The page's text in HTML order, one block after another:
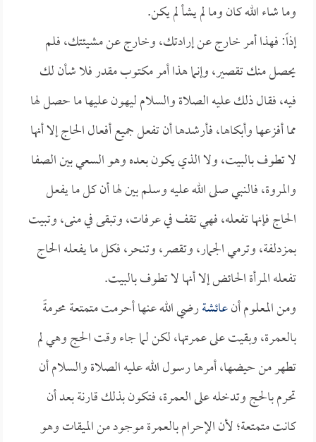
وما شاء الله كان وما لم يشأ لم يكن.
إذاً: فهذا أمر خارج عن إرادتك، وخارج عن مشيئتك، فلم
يحصل منك تقصير، وإنما هذا أمر مكتوب مقدر فلا شأن لك
فيه، فقال ذلك عليه الصلاة والسلام ليهون عليها ما حصل لها
مما أفزعها وأبكاها، فأرشدها أن تفعل جميع أفعال الحاج إلا أنها
لا تطوف بالبيت، ولا الذي يكون بعده وهو السعي بين الصفا
والمروة، فالنبي صلى الله عليه وسلم بين لها أن كل ما يفعل
الحاج فإنها تفعله، فهي تقف في عرفات، وتبقى في منى، وتبيت
بمزدلفة، وترمي الجمار، وتقصر، وتنحر، فكل ما يفعله الحاج
تفعله المرأة الحائض إلا أنها لا تطوف بالبيت.
ومن المعلوم أنعائشةرضي الله عنها أحرمت متمتعة محرمةً
بالعمرة، وبقيت على عمرتها، لكن لما جاء وقت الحج وهي لم
تطهر من حيضها، أمرها رسول الله عليه الصلاة والسلام أن
تحرم بالحج وتدخله على العمرة، فتكون بذلك قارنة بعد أن
كانت متمتعة؛ لأن الإحرام بالعمرة موجود من الميقات وهو